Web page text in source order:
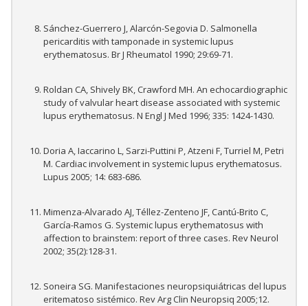
Sánchez-Guerrero J, Alarcón-Segovia D. Salmonella
pericarditis with tamponade in systemic lupus
erythematosus. Br J Rheumatol 1990; 29:69-71.
Roldan CA, Shively BK, Crawford MH. An echocardiographic
study of valvular heart disease associated with systemic
lupus erythematosus. N Engl J Med 1996; 335: 1424-1430.
Doria A, Iaccarino L, Sarzi-Puttini P, Atzeni F, Turriel M, Petri
M. Cardiac involvement in systemic lupus erythematosus.
Lupus 2005; 14: 683-686.
Mimenza-Alvarado AJ, Téllez-Zenteno JF, Cantú-Brito C,
García-Ramos G. Systemic lupus erythematosus with
affection to brainstem: report of three cases. Rev Neurol
2002; 35(2):128-31.
Soneira SG. Manifestaciones neuropsiquiátricas del lupus
eritematoso sistémico. Rev Arg Clin Neuropsiq 2005;12.